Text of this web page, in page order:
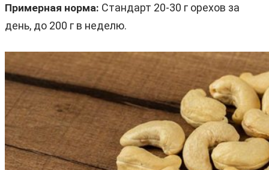
Примерная норма: Стандарт 20-30 г орехов за
день, до 200 г в неделю.